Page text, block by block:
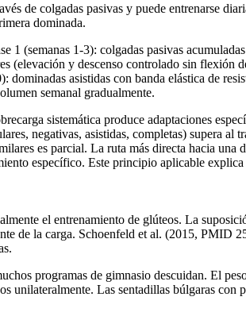
de colgadas pasivas y puede entrenarse
dominada.
(semanas 1-3): colgadas pasivas
(elevación y descenso controlado sin
asistidas con banda elástica de
semanal gradualmente.
sistemática produce adaptaciones
negativas, asistidas, completas) supera
es parcial. La ruta más directa hacia
específico. Este principio aplicable
el entrenamiento de glúteos. La
de la carga. Schoenfeld et al. (2015, PMID
programas de gimnasio descuidan. El
Las sentadillas búlgaras